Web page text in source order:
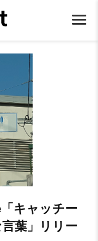
キャッチー
葉」リリー